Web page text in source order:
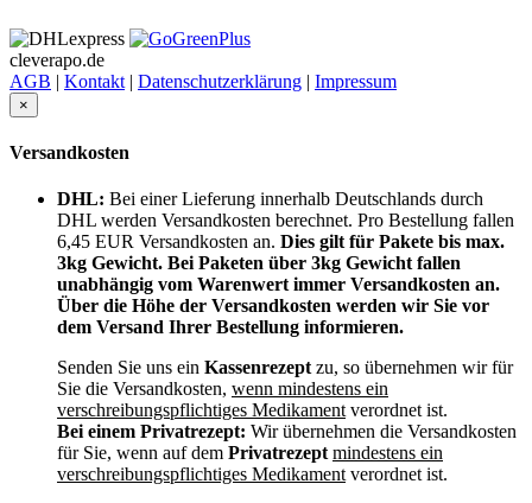
cleverapo.de
AGB | Kontakt | Datenschutzerklärung | Impressum
×
Versandkosten
DHL: Bei einer Lieferung innerhalb Deutschlands durch
DHL werden Versandkosten berechnet. Pro Bestellung fallen
6,45 EUR Versandkosten an. Dies gilt für Pakete bis max.
3kg Gewicht. Bei Paketen über 3kg Gewicht fallen
unabhängig vom Warenwert immer Versandkosten an.
Über die Höhe der Versandkosten werden wir Sie vor
dem Versand Ihrer Bestellung informieren.
Senden Sie uns ein Kassenrezept zu, so übernehmen wir für
Sie die Versandkosten, wenn mindestens ein
verschreibungspflichtiges Medikament verordnet ist.
Bei einem Privatrezept: Wir übernehmen die Versandkosten
für Sie, wenn auf dem Privatrezept mindestens ein
verschreibungspflichtiges Medikament verordnet ist.